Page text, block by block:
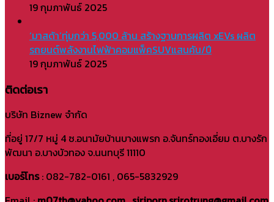
19 กุมภาพันธ์ 2025
‘มาสด้า’ทุ่มกว่า 5,000 ล้าน สร้างฐานการผลิต xEVs ผลิต
รถยนต์พลังงานไฟฟ้าคอมแพ็คSUVแสนคัน/ปี
19 กุมภาพันธ์ 2025
ติดต่อเรา
บริษัท Biznew จำกัด
ที่อยู่ 17/7 หมู่ 4 ซ.อนามัยบ้านบางแพรก อ.จันทร์ทองเอี่ยม ต.บางรัก
พัฒนา อ.บางบัวทอง จ.นนทบุรี 11110
เบอร์โทร: 082-782-0161 , 065-5832929